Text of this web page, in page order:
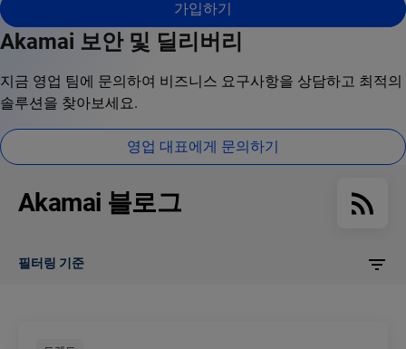
가입하기
Akamai 보안 및 딜리버리
지금 영업 팀에 문의하여 비즈니스 요구사항을 상담하고 최적의
솔루션을 찾아보세요.
영업 대표에게 문의하기
Akamai 블로그
필터링 기준